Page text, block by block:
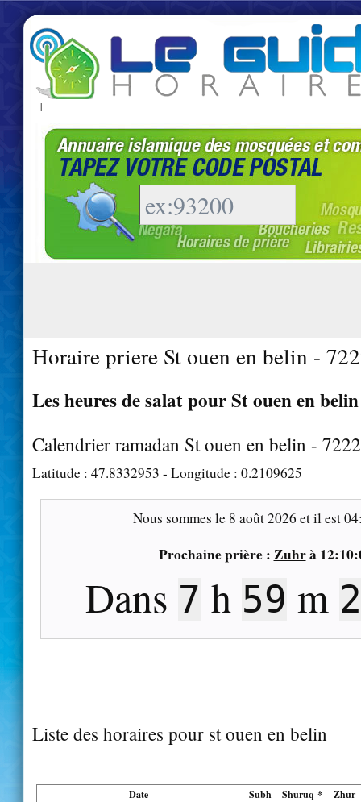
|
Horaire priere St ouen en belin -
Les heures de salat pour St ouen en
Calendrier ramadan St ouen en belin -
Latitude : 47.8332953 - Longitude : 0.2109625
Nous sommes le 8 août 2026 et il est
Prochaine prière : Zuhrà
Dans 7 h 59 m
Liste des horaires pour st ouen en belin
Date Subh Shuruq * Zhur